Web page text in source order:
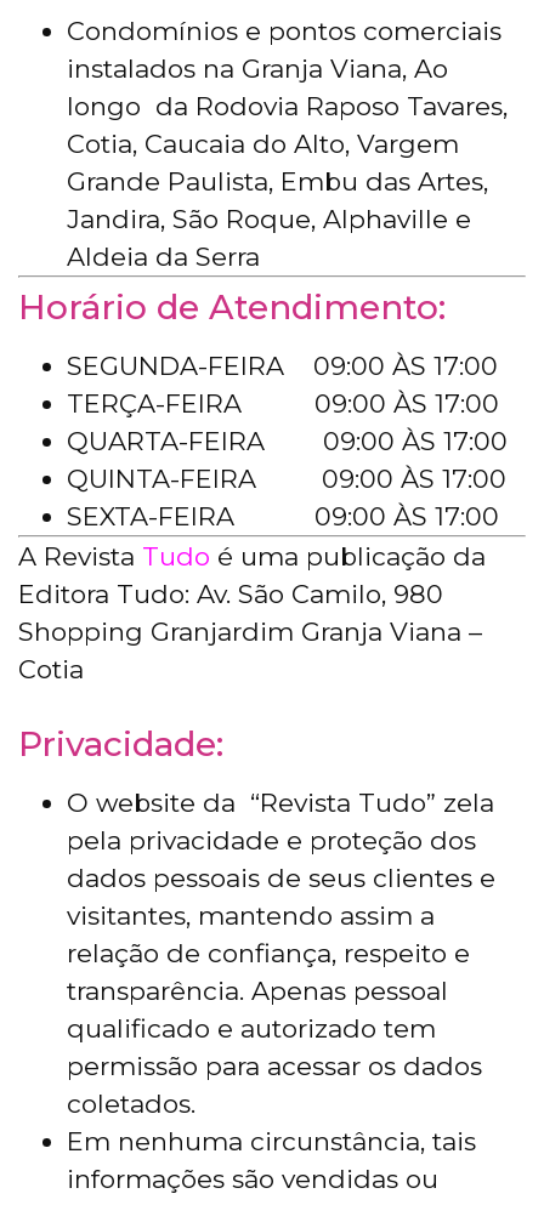
Condomínios e pontos comerciais
instalados na Granja Viana, Ao
longo da Rodovia Raposo Tavares,
Cotia, Caucaia do Alto, Vargem
Grande Paulista, Embu das Artes,
Jandira, São Roque, Alphaville e
Aldeia da Serra
Horário de Atendimento:
SEGUNDA-FEIRA 09:00 ÀS 17:00
TERÇA-FEIRA 09:00 ÀS 17:00
QUARTA-FEIRA 09:00 ÀS 17:00
QUINTA-FEIRA 09:00 ÀS 17:00
SEXTA-FEIRA 09:00 ÀS 17:00
A Revista Tudo é uma publicação da
Editora Tudo: Av. São Camilo, 980
Shopping Granjardim Granja Viana –
Cotia
Privacidade:
O website da “Revista Tudo” zela
pela privacidade e proteção dos
dados pessoais de seus clientes e
visitantes, mantendo assim a
relação de confiança, respeito e
transparência. Apenas pessoal
qualificado e autorizado tem
permissão para acessar os dados
coletados.
Em nenhuma circunstância, tais
informações são vendidas ou